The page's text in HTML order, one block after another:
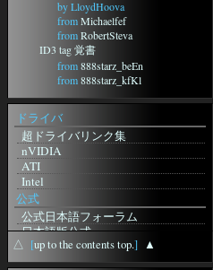
by LloydHoova
fromMichaelfef
fromRobertSteva
ID3 tag 覚書
from888starz_beEn
from888starz_kfKl
from888starz_zaMt
from888starz_jisn
フォーラムに動きがｗ
from
fromcurriculumvitaeandorra
from
recursoshumansaandorra
ドライバ
超ドライバリンク集
nVIDIA
ATI
Intel
公式
公式日本語フォーラム
日本語版公式
無料体験版
英語版公式
△ [up to the contents top.] ▲